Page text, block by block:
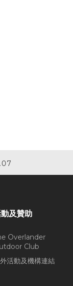
及贊助
Overlander
Club
活動及機構連結